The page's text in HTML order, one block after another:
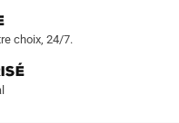
choix, 24/7.